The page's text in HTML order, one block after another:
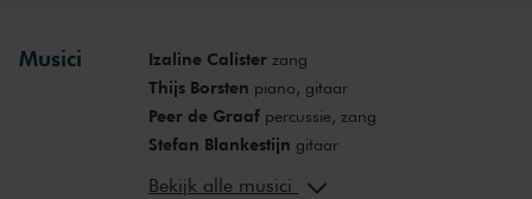
Musici Izaline Calisterzang
Thijs Borsten piano, gitaar
Peer de Graafpercussie, zang
Stefan Blankestijn gitaar
Kiki Jaski
Bekijk alle musici